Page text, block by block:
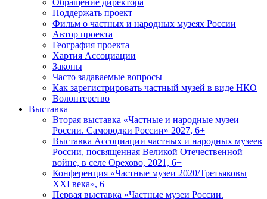
Обращение директора
Поддержать проект
Фильм о частных и народных музеях России
Автор проекта
География проекта
Хартия Ассоциации
Законы
Часто задаваемые вопросы
Как зарегистрировать частный музей в виде НКО
Волонтерство
Выставка
Вторая выставка «Частные и народные музеи
России. Самородки России» 2027, 6+
Выставка Ассоциации частных и народных музеев
России, посвященная Великой Отечественной
войне, в селе Орехово, 2021, 6+
Конференция «Частные музеи 2020/Третьяковы
XXI века», 6+
Первая выставка «Частные музеи России.